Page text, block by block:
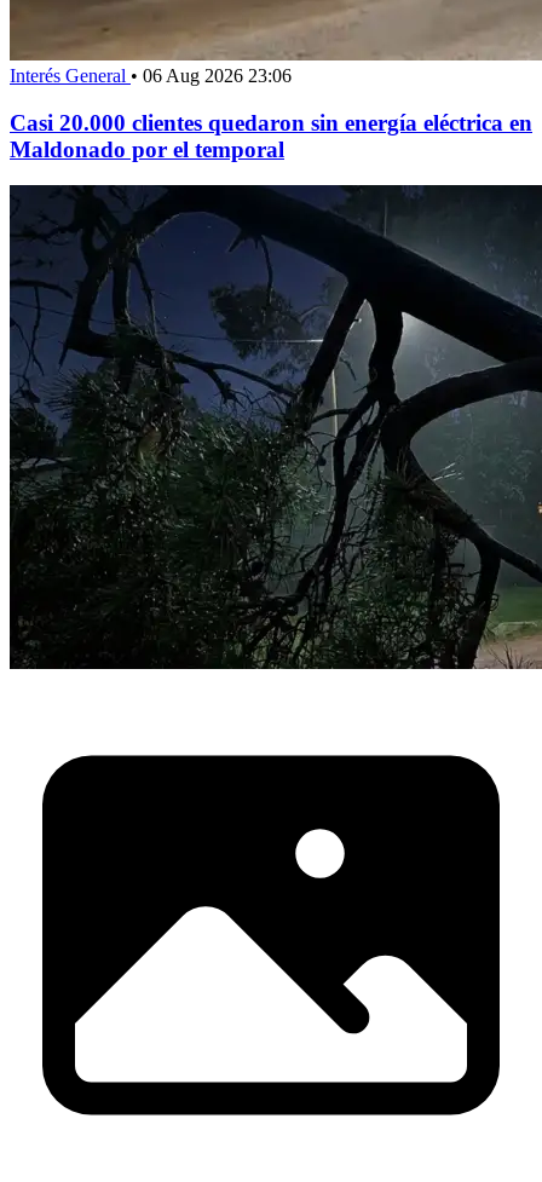
Interés General • 06 Aug 2026 23:06
Casi 20.000 clientes quedaron sin energía eléctrica en
Maldonado por el temporal